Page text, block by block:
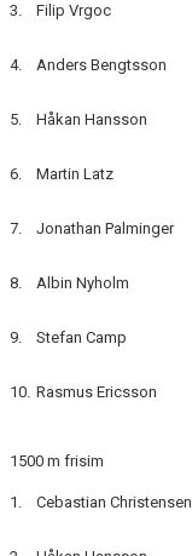
3. Filip Vrgoc
4. Anders Bengtsson
5. Håkan Hansson
6. Martin Latz
7. Jonathan Palminger
8. Albin Nyholm
9. Stefan Camp
10. Rasmus Ericsson
1500 m frisim
1. Cebastian Christensen